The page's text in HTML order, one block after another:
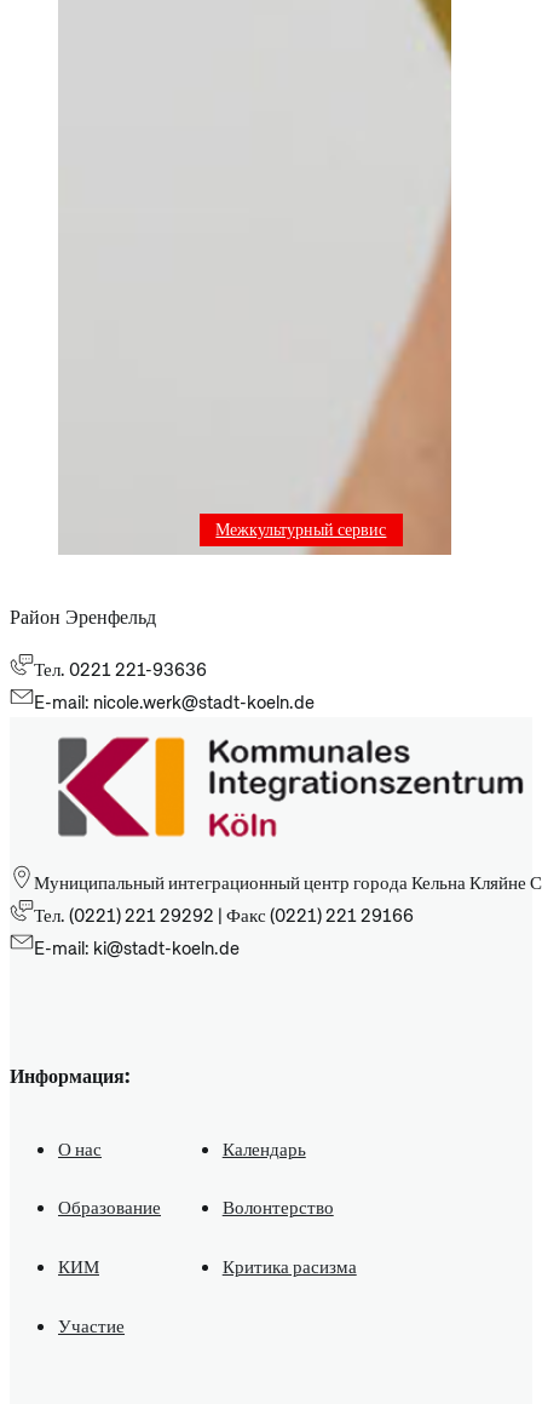
Район Эренфельд
Межкультурный сервис
Тел. 0221 221-93636
E-mail: nicole.werk@stadt-koeln.de
Муниципальный интеграционный центр города Кельна Кляйне
Тел. (0221) 221 29292 | Факс (0221) 221 29166
E-mail: ki@stadt-koeln.de
Информация:
О нас Календарь
Образование Волонтерство
КИМ Критика расизма
Участие